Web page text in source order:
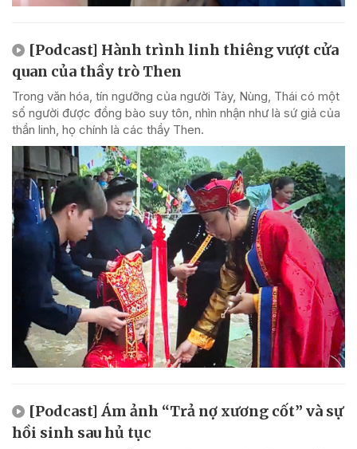
[Podcast] Hành trình linh thiêng vượt cửa
quan của thầy trò Then
Trong văn hóa, tín ngưỡng của người Tày, Nùng, Thái có một
số người được đồng bào suy tôn, nhìn nhận như là sứ giả của
thần linh, họ chính là các thầy Then.
[Podcast] Ám ảnh “Trả nợ xương cốt” và sự
hồi sinh sau hủ tục